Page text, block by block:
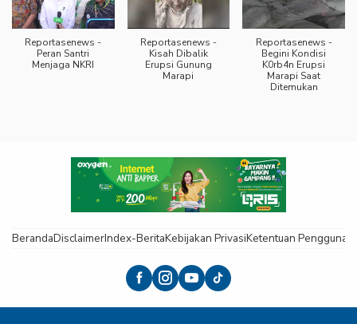
Reportasenews -
Peran Santri
Menjaga NKRI
Reportasenews -
Kisah Dibalik
Erupsi Gunung
Marapi
Reportasenews -
Begini Kondisi
K0rb4n Erupsi
Marapi Saat
Ditemukan
BerandaDisclaimerIndex-BeritaKebijakan PrivasiKetentuan Pengguna